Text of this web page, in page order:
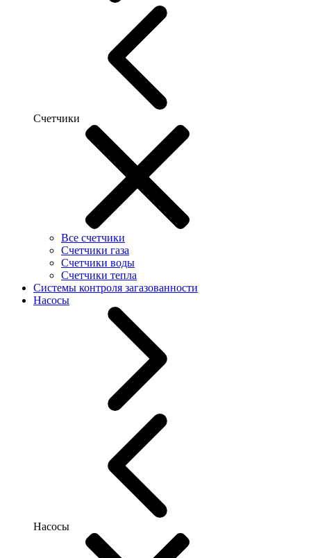
Счетчики
Все счетчики
Счетчики газа
Счетчики воды
Счетчики тепла
Системы контроля загазованности
Насосы
Насосы